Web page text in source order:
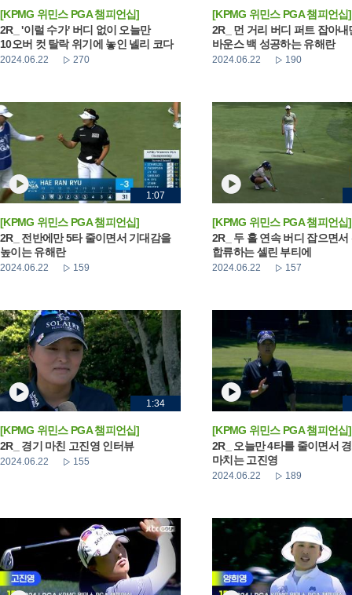
[KPMG 위민스 PGA 챔피언십]
2R_ '이럴 수가' 버디 없이 오늘만
10오버 컷 탈락 위기에 놓인 넬리 코다
2024.06.22 270
[KPMG 위민스 PGA 챔피언십]
2R_ 먼 거리 버디 퍼트 잡아내
바운스 백 성공하는 유해란
2024.06.22 190
1:07
[KPMG 위민스 PGA 챔피언십]
2R_ 전반에만 5타 줄이면서 기대감을
높이는 유해란
2024.06.22 159
[KPMG 위민스 PGA 챔피언십]
2R_ 두 홀 연속 버디 잡으면서
합류하는 셀린 부티에
2024.06.22 157
1:34
[KPMG 위민스 PGA 챔피언십]
2R_ 경기 마친 고진영 인터뷰
2024.06.22 155
[KPMG 위민스 PGA 챔피언십]
2R_ 오늘만 4타를 줄이면서
마치는 고진영
2024.06.22 189